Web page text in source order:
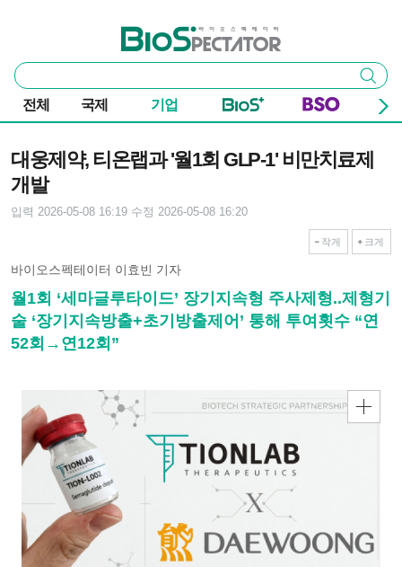
바이오스펙테이터
통
합
검
색
검색
전체 국제 기업
대웅제약, 티온랩과 '월1회 GLP-1' 비만치료제
개발
입력 2026-05-08 16:19 수정 2026-05-08 16:20
작게 크게
바이오스펙테이터 이효빈 기자
월1회 ‘세마글루타이드’ 장기지속형 주사제형..제형기
술 ‘장기지속방출+초기방출제어’ 통해 투여횟수 “연
52회→연12회”